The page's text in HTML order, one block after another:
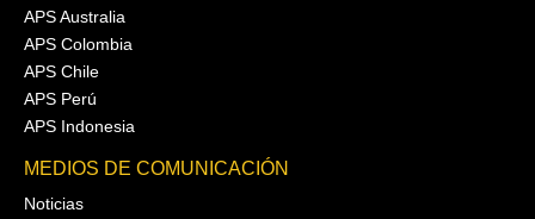
APS Australia
APS Colombia
APS Chile
APS Perú
APS Indonesia
MEDIOS DE COMUNICACIÓN
Noticias